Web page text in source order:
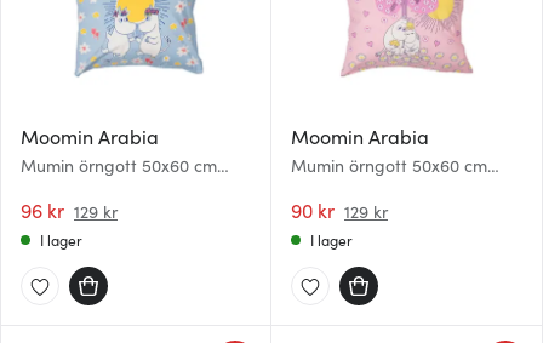
Moomin Arabia
Mumin örngott 50x60 cm
96 kr 129 kr
I lager
Moomin Arabia
Mumin örngott 50x60 cm
90 kr 129 kr
I lager